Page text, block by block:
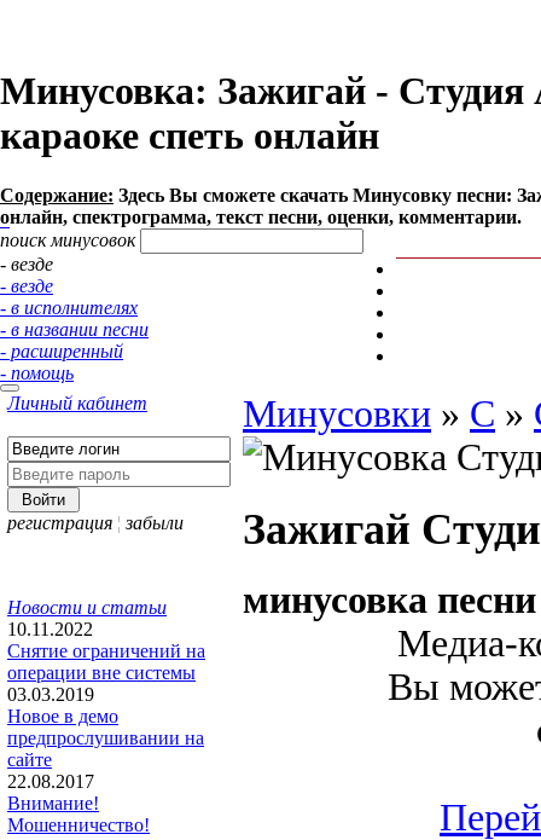
Минусовка: Зажигай - Студия
караоке спеть онлайн
Содержание: Здесь Вы сможете cкачать Минусовку песни:
онлайн, спектрограмма, текст песни, оценки, комментарии.
поиск минусовок
- везде
- везде
- в исполнителях
- в названии песни
- расширенный
- помощь
Личный кабинет
регистрация ¦ забыли
Новости и статьи
10.11.2022
Снятие ограничений на
операции вне системы
03.03.2019
Новое в демо
предпрослушивании на
сайте
22.08.2017
Внимание!
Мошенничество!
Минусовки » С »
Зажигай
минусовка
Медиа-
Вы